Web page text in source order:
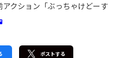
クション「ぶっちゃけどーす
ポストする